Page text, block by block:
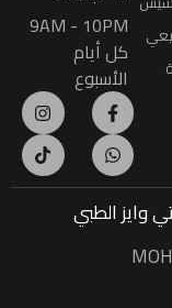
9AM - 10PM
كل أيام
الأسبوع
الطبي